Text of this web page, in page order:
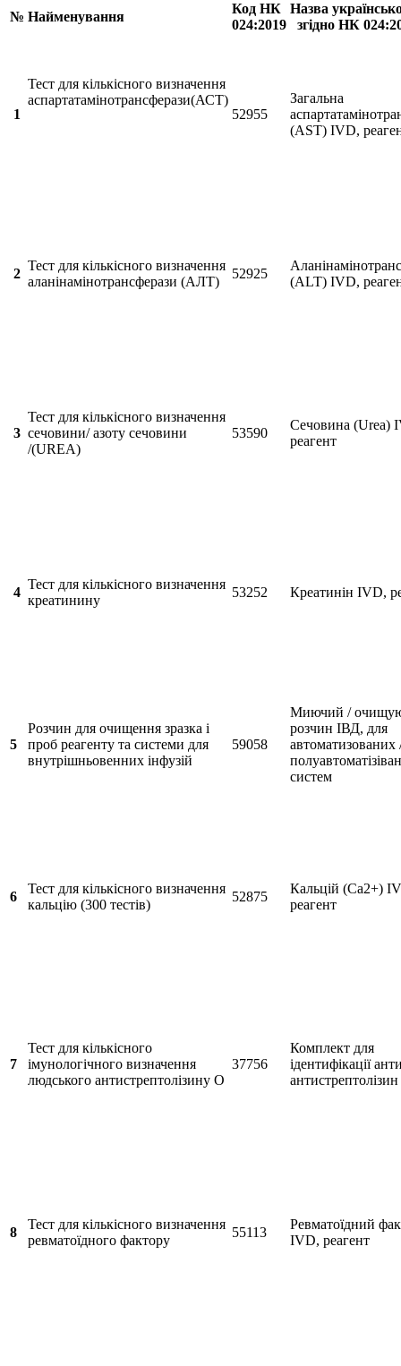
№ Найменування
Код НК
024:2019
Назва
згідно НК
1
Тест для кількісного визначення
аспартатамінотрансферази(АСТ)
52955
Загальна
(AST) IVD,
2
Тест для кількісного визначення
аланінамінотрансферази (АЛТ)
52925
(ALT) IVD,
3
Тест для кількісного визначення
сечовини/ азоту сечовини
/(UREA)
53590
Сечовина (Urea)
реагент
4
Тест для кількісного визначення
креатинину
53252 Креатинін IVD,
5
Розчин для очищення зразка і
проб реагенту та системи для
внутрішньовенних інфузій
59058
Миючий /
розчин ІВД, для
автоматизованих
систем
6
Тест для кількісного визначення
кальцію (300 тестів)
52875
Кальцій (Ca2+)
реагент
7
Тест для кількісного
імунологічного визначення
людського антистрептолізину O
37756
Комплект для
ідентифікації
антистрептолізин
8
Тест для кількісного визначення
ревматоїдного фактору
55113
Ревматоїдний
IVD, реагент